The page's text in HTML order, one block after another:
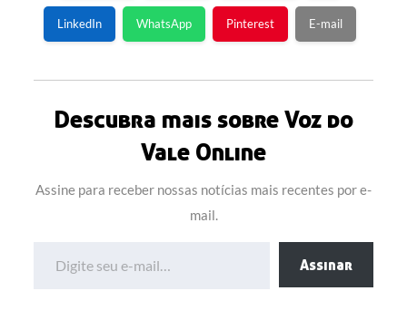
LinkedIn WhatsApp Pinterest E-mail
Descubra mais sobre Voz do
Vale Online
Assine para receber nossas notícias mais recentes por e-
mail.
Assinar